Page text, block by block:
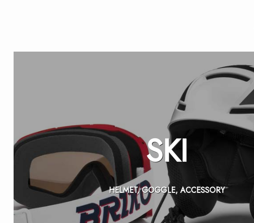
SKI
HELMET, GOGGLE, ACCESSORY